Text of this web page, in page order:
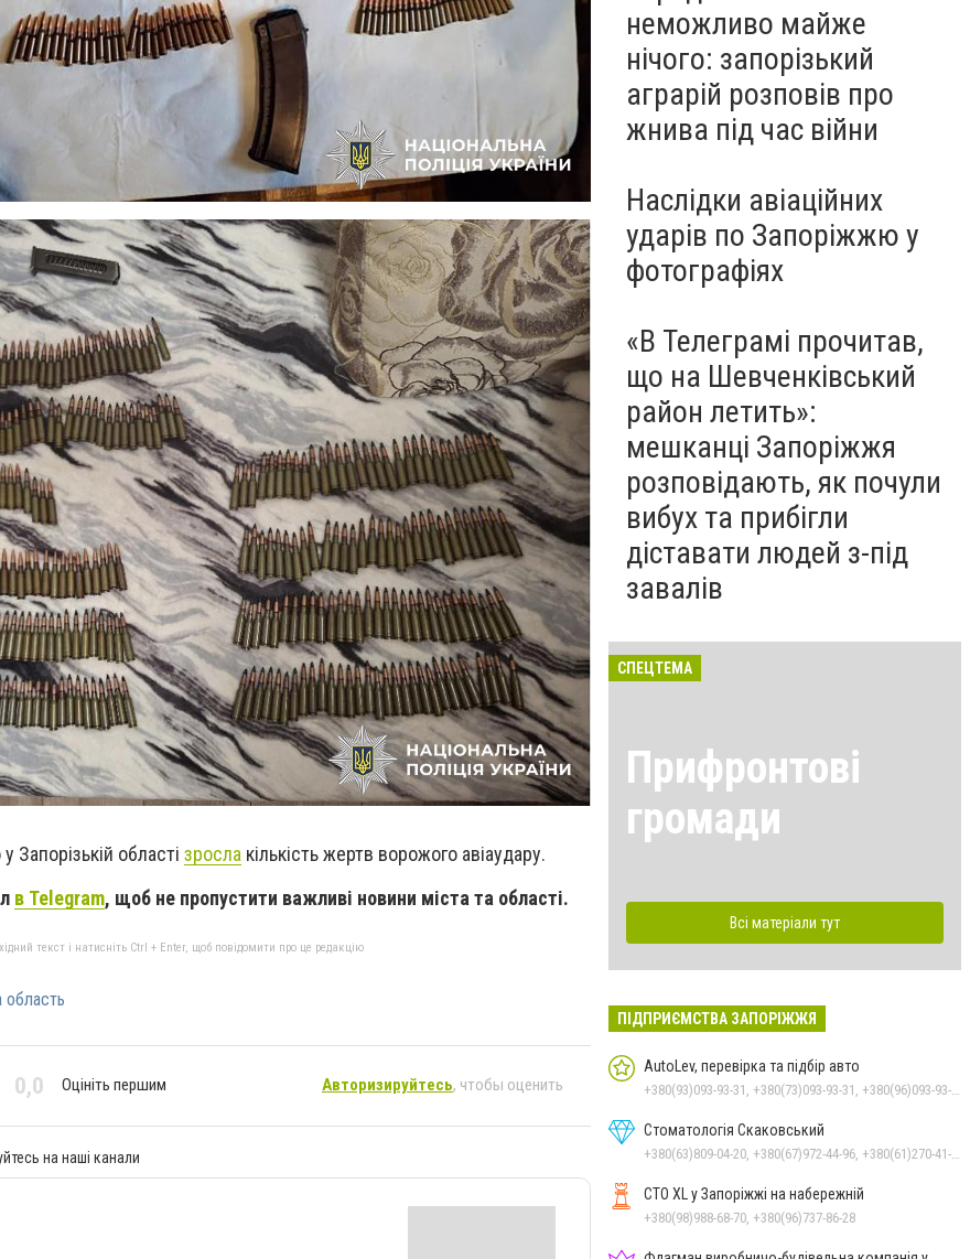
області зросла кількість жертв ворожого авіаудару.
в Telegram, щоб не пропустити важливі новини міста та області.
текст і натисніть Ctrl + Enter, щоб повідомити про це редакцію
область
0,0 Оцініть першим Авторизируйтесь, чтобы оценить
на наші канали
неможливо майже
нічого: запорізький
аграрій розповів про
жнива під час війни
Наслідки авіаційних
ударів по Запоріжжю у
фотографіях
«В Телеграмі прочитав,
що на Шевченківський
район летить»:
мешканці Запоріжжя
розповідають, як почули
вибух та прибігли
діставати людей з-під
завалів
СПЕЦТЕМА
Прифронтові
громади
Всі матеріали тут
ПІДПРИЄМСТВА ЗАПОРІЖЖЯ
AutoLev, перевірка та підбір авто
Стоматологія Скаковський
СТО XL у Запоріжжі на набережній
+380(98)988-68-70, +380(96)737-86-28